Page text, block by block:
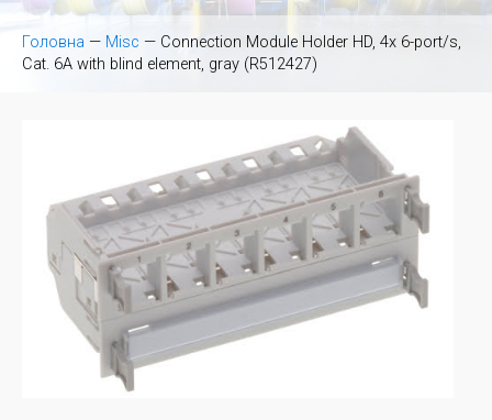
Головна — Misc — Connection Module Holder HD, 4x 6-port/s,
Cat. 6A with blind element, gray (R512427)